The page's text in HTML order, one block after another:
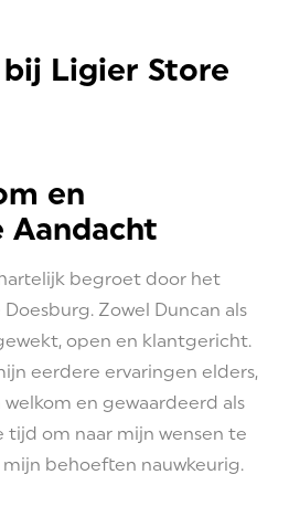
Ligier Store
en
Aandacht
begroet door het
Zowel Duncan als
open en klantgericht.
eerdere ervaringen elders,
en gewaardeerd als
tijd om naar mijn wensen te
behoeften nauwkeurig.